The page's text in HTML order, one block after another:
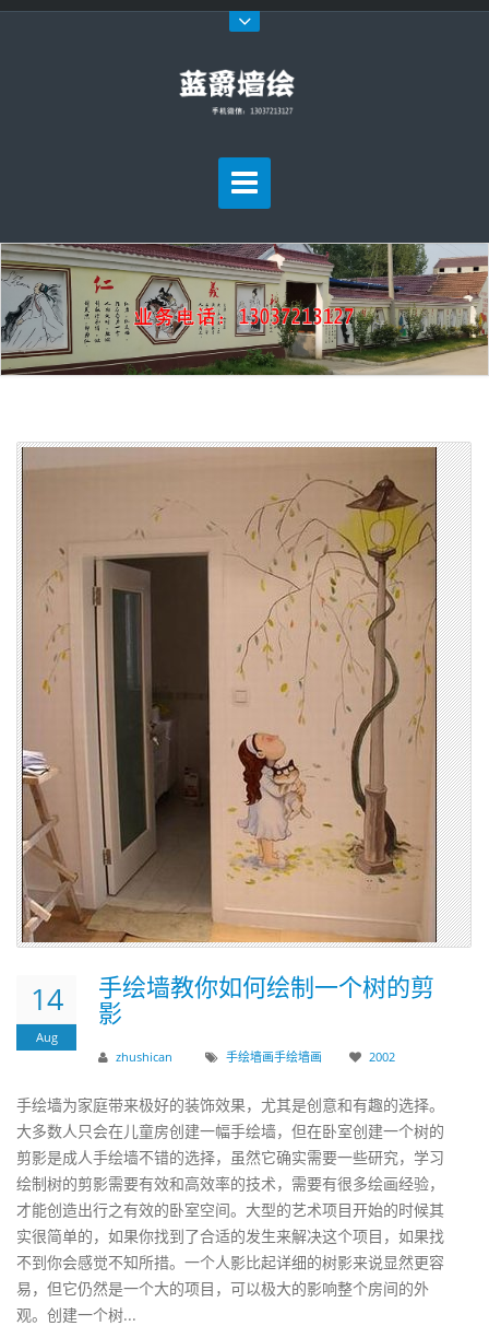
14
Aug
手绘墙教你如何绘制一个树的剪
影
zhushican 手绘墙画手绘墙画 2002
手绘墙为家庭带来极好的装饰效果，尤其是创意和有趣的选择。
大多数人只会在儿童房创建一幅手绘墙，但在卧室创建一个树的
剪影是成人手绘墙不错的选择，虽然它确实需要一些研究，学习
绘制树的剪影需要有效和高效率的技术，需要有很多绘画经验，
才能创造出行之有效的卧室空间。大型的艺术项目开始的时候其
实很简单的，如果你找到了合适的发生来解决这个项目，如果找
不到你会感觉不知所措。一个人影比起详细的树影来说显然更容
易，但它仍然是一个大的项目，可以极大的影响整个房间的外
观。创建一个树...